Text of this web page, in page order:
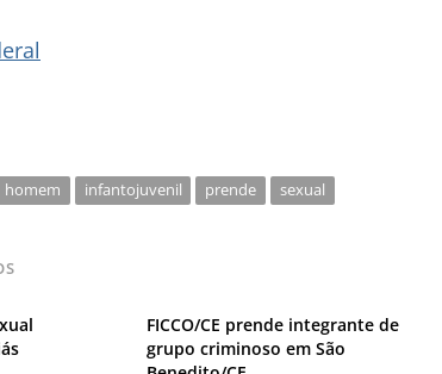
homem infantojuvenil prende sexual
FICCO/CE prende integrante de
grupo criminoso em São